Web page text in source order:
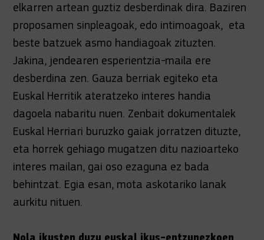
elkarren artean guztiz desberdinak dira. Baziren
proposamen sinpleagoak, edo intimoagoak, eta
beste batzuek asmo handiagoak zituzten.
Jakina, jendearen esperientzia-maila ere
desberdina zen. Gauza berriak egiteko eta
Euskal Herritik ateratzeko interes handia
dagoela nabaritu nuen. Zenbait dokumentalek
Euskal Herriari buruzko gaiak jorratzen dituzte,
eta horrek gehiago mugatzen ditu nazioarteko
interes mailan, gai oso ezaguna ez bada
behintzat. Egia esan, mota askotariko lanak
aurkitu nituen.